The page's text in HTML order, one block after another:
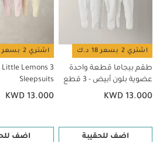
اشتري 2 بسعر 18 د.ك
طقم بيجاما قطعة واحدة
عضوية بلون أبيض - 3 قطع
KWD 13.000
اضف للحقيبة
اشتري 2 بسعر 18 د.ك
Little Lemons
Sleepsuits
KWD 13.000
اضف